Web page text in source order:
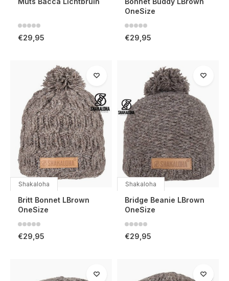
€29,95
OneSize
€29,95
Shakaloha
Britt Bonnet LBrown
OneSize
€29,95
Shakaloha
Bridge Beanie LBrown
OneSize
€29,95